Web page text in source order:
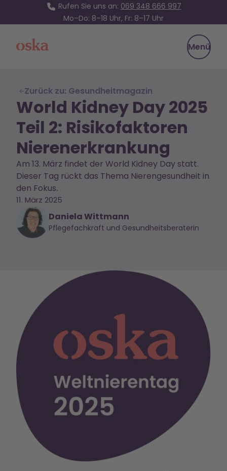
Rufen Sie uns an: 069 348 666 997
Mo–Do: 8–18 Uhr, Fr: 8–17 Uhr
Oska Health Menü
Zurück zu: Gesundheitmagazin
World Kidney Day 2025
Teil 2: Risikofaktoren
Nierenerkrankung
Am 13. März findet der World Kidney Day statt.
Dieser Tag rückt das Thema Nierengesundheit in
den Fokus.
11. März 2025
Daniela Wittmann
Pflegefachkraft und Gesundheitsberaterin